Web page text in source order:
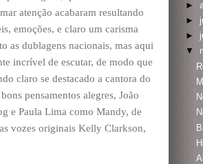
atenção acabaram resultando
emoções, e claro um carisma
as dublagens nacionais, mas aqui
incrível de escutar, de modo que
claro se destacado a cantora do
pensamentos alegres, João
e Paula Lima como Mandy, de
vozes originais Kelly Clarkson,
►
►
►
▼